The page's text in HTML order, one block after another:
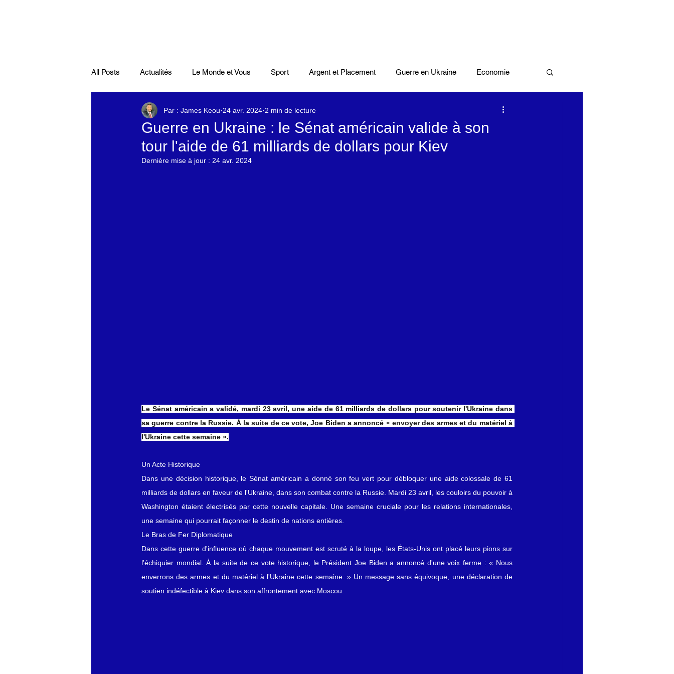
All Posts Actualités Le Monde et Vous Sport Argent et Placement Guerre en Ukraine Economie
économie française Cinéma Scènes
Musiques Science Podcasts Mode Coupe du monde Rugby Lybie Jeux olympiques Paris 2024
Guerre en Ukraine : le Sénat américain valide à son
tour l'aide de 61 milliards de dollars pour Kiev
Par : James Keou 24 avr. 2024 2 min de lecture
Dernière mise à jour : 24 avr. 2024
Le Sénat américain a validé, mardi 23 avril, une aide de 61 milliards de dollars pour soutenir l'Ukraine dans
sa guerre contre la Russie. À la suite de ce vote, Joe Biden a annoncé « envoyer des armes et du matériel à
l'Ukraine cette semaine ».
Un Acte Historique
Dans une décision historique, le Sénat américain a donné son feu vert pour débloquer une aide colossale de 61
milliards de dollars en faveur de l'Ukraine, dans son combat contre la Russie. Mardi 23 avril, les couloirs du pouvoir à
Washington étaient électrisés par cette nouvelle capitale. Une semaine cruciale pour les relations internationales,
une semaine qui pourrait façonner le destin de nations entières.
Le Bras de Fer Diplomatique
Dans cette guerre d'influence où chaque mouvement est scruté à la loupe, les États-Unis ont placé leurs pions sur
l'échiquier mondial. À la suite de ce vote historique, le Président Joe Biden a annoncé d'une voix ferme : « Nous
enverrons des armes et du matériel à l'Ukraine cette semaine. » Un message sans équivoque, une déclaration de
soutien indéfectible à Kiev dans son affrontement avec Moscou.